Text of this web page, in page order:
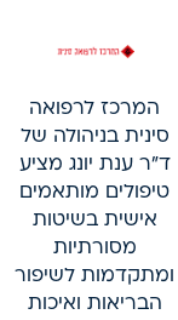
המרכז לרפואה
סינית בניהולה של
ד"ר ענת יונג מציע
טיפולים מותאמים
אישית בשיטות
מסורתיות
ומתקדמות לשיפור
הבריאות ואיכות